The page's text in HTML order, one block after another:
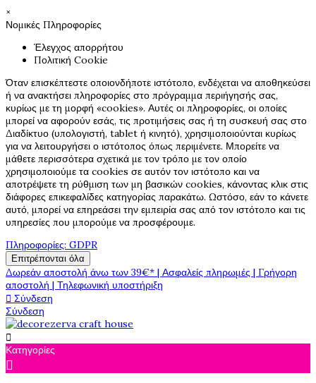
×
Νομικές Πληροφορίες
Έλεγχος απορρήτου
Πολιτική Cookie
Όταν επισκέπτεστε οποιονδήποτε ιστότοπο, ενδέχεται να αποθηκεύσει
ή να ανακτήσει πληροφορίες στο πρόγραμμα περιήγησής σας,
κυρίως με τη μορφή «cookies». Αυτές οι πληροφορίες, οι οποίες
μπορεί να αφορούν εσάς, τις προτιμήσεις σας ή τη συσκευή σας στο
Διαδίκτυο (υπολογιστή, tablet ή κινητό), χρησιμοποιούνται κυρίως
για να λειτουργήσει ο ιστότοπος όπως περιμένετε. Μπορείτε να
μάθετε περισσότερα σχετικά με τον τρόπο με τον οποίο
χρησιμοποιούμε τα cookies σε αυτόν τον ιστότοπο και να
αποτρέψετε τη ρύθμιση των μη βασικών cookies, κάνοντας κλικ στις
διάφορες επικεφαλίδες κατηγορίας παρακάτω. Ωστόσο, εάν το κάνετε
αυτό, μπορεί να επηρεάσει την εμπειρία σας από τον ιστότοπο και τις
υπηρεσίες που μπορούμε να προσφέρουμε.
Πληροφορίες: GDPR
Επιτρέπονται όλα
Δωρεάν αποστολή άνω των 39€* | Ασφαλείς πληρωμές | Γρήγορη
αποστολή | Τηλεφωνική υποστήριξη
 Σύνδεση
Σύνδεση

Κατηγορίες
